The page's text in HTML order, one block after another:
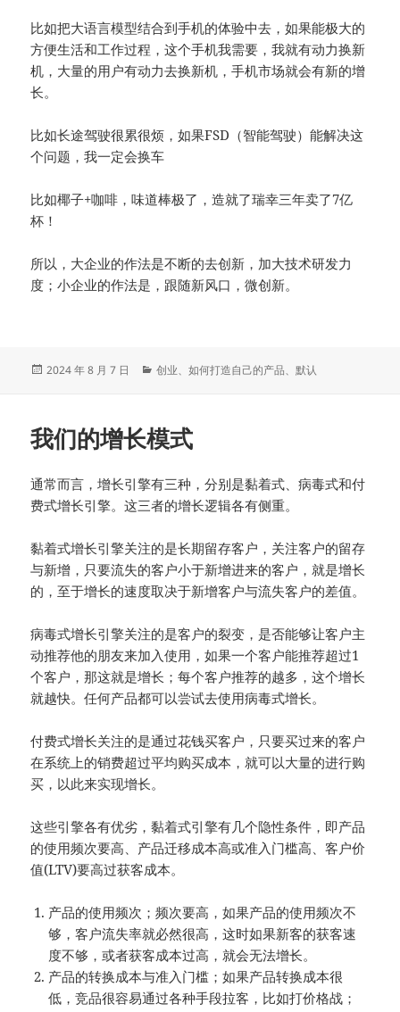
比如把大语言模型结合到手机的体验中去，如果能极大的
方便生活和工作过程，这个手机我需要，我就有动力换新
机，大量的用户有动力去换新机，手机市场就会有新的增
长。
比如长途驾驶很累很烦，如果FSD（智能驾驶）能解决这
个问题，我一定会换车
比如椰子+咖啡，味道棒极了，造就了瑞幸三年卖了7亿
杯！
所以，大企业的作法是不断的去创新，加大技术研发力
度；小企业的作法是，跟随新风口，微创新。
发
2024 年 8 月 7 日
分
创业、如何打造自己的产品、默认
我们的增长模式
通常而言，增长引擎有三种，分别是黏着式、病毒式和付
费式增长引擎。这三者的增长逻辑各有侧重。
黏着式增长引擎关注的是长期留存客户，关注客户的留存
与新增，只要流失的客户小于新增进来的客户，就是增长
的，至于增长的速度取决于新增客户与流失客户的差值。
病毒式增长引擎关注的是客户的裂变，是否能够让客户主
动推荐他的朋友来加入使用，如果一个客户能推荐超过1
个客户，那这就是增长；每个客户推荐的越多，这个增长
就越快。任何产品都可以尝试去使用病毒式增长。
付费式增长关注的是通过花钱买客户，只要买过来的客户
在系统上的销费超过平均购买成本，就可以大量的进行购
买，以此来实现增长。
这些引擎各有优劣，黏着式引擎有几个隐性条件，即产品
的使用频次要高、产品迁移成本高或准入门槛高、客户价
值(LTV)要高过获客成本。
产品的使用频次；频次要高，如果产品的使用频次不
够，客户流失率就必然很高，这时如果新客的获客速
度不够，或者获客成本过高，就会无法增长。
产品的转换成本与准入门槛；如果产品转换成本很
低，竞品很容易通过各种手段拉客，比如打价格战；